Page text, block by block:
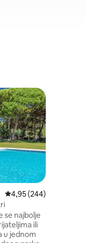
„Odabrali gosti”
Prosječna ocjena:
4,95 (244)
se najbolje
ili